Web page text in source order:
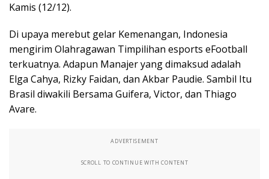
Kamis (12/12).
Di upaya merebut gelar Kemenangan, Indonesia
mengirim Olahragawan Timpilihan esports eFootball
terkuatnya. Adapun Manajer yang dimaksud adalah
Elga Cahya, Rizky Faidan, dan Akbar Paudie. Sambil Itu
Brasil diwakili Bersama Guifera, Victor, dan Thiago
Avare.
ADVERTISEMENT
SCROLL TO CONTINUE WITH CONTENT